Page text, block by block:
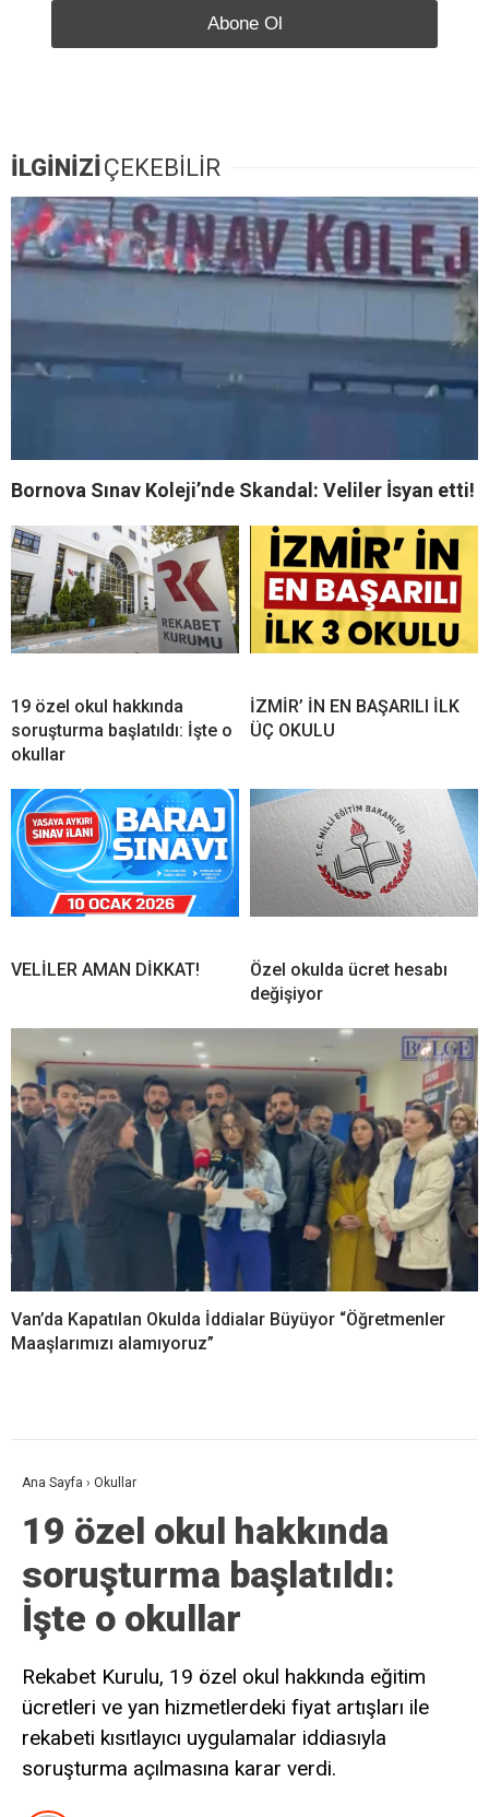
İLGİNİZİÇEKEBİLİR
Bornova Sınav Koleji’nde Skandal: Veliler İsyan etti!
19 özel okul hakkında
soruşturma başlatıldı: İşte o
okullar
İZMİR’ İN EN BAŞARILI İLK
ÜÇ OKULU
VELİLER AMAN DİKKAT!
Özel okulda ücret hesabı
değişiyor
Van’da Kapatılan Okulda İddialar Büyüyor “Öğretmenler
Maaşlarımızı alamıyoruz”
Ana Sayfa › Okullar
19 özel okul hakkında
soruşturma başlatıldı:
İşte o okullar
Rekabet Kurulu, 19 özel okul hakkında eğitim
ücretleri ve yan hizmetlerdeki fiyat artışları ile
rekabeti kısıtlayıcı uygulamalar iddiasıyla
soruşturma açılmasına karar verdi.